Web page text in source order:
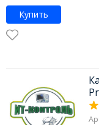
Купить